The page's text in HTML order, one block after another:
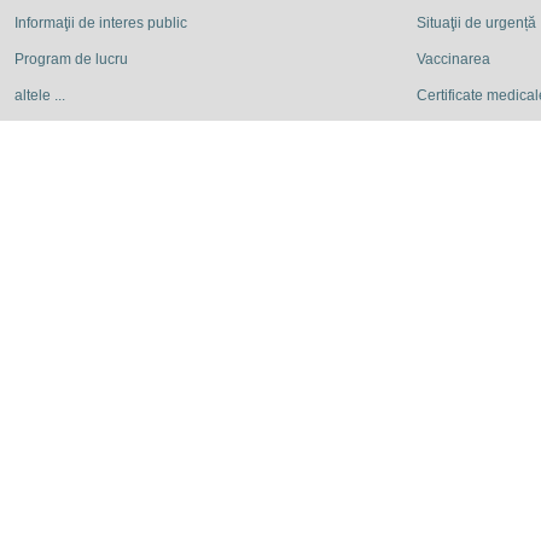
Informaţii de interes public
Program de lucru
altele ...
Situaţii de urgență
Vaccinarea
Certificate